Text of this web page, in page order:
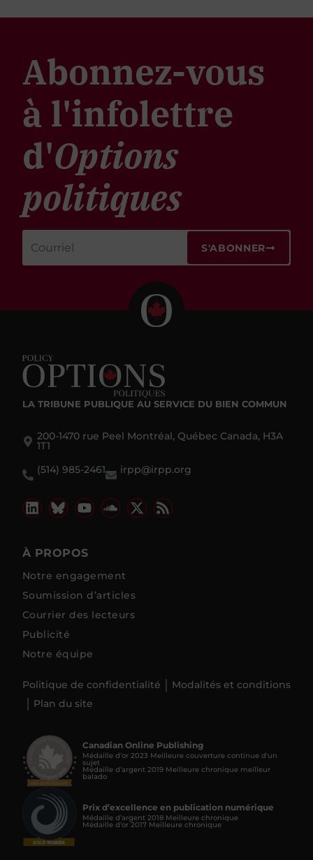
Abonnez-vous
à l'infolettre
d'Options
politiques
S'ABONNER
LA TRIBUNE PUBLIQUE AU SERVICE DU BIEN COMMUN
200-1470 rue Peel Montréal, Québec Canada, H3A
1T1
(514) 985-2461
irpp@irpp.org
À PROPOS
Notre engagement
Soumission d’articles
Courrier des lecteurs
Publicité
Notre équipe
Politique de confidentialité
Modalités et conditions
Plan du site
Canadian Online Publishing
Médaille d’or 2023 Meilleure couverture continue d'un
sujet
Médaille d’argent 2019 Meilleure chronique meilleur
balado
Prix d’excellence en publication numérique
Médaille d’argent 2018 Meilleure chronique
Médaille d’or 2017 Meilleure chronique